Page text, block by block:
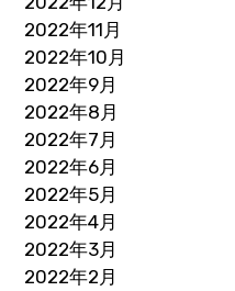
2022年11月
2022年10月
2022年9月
2022年8月
2022年7月
2022年6月
2022年5月
2022年4月
2022年3月
2022年2月